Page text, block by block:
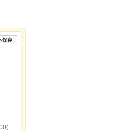
本日の営業時間：11:00～14:30(料理L.O.14:00,ドリンクL.O.14:00),17:00～21:00(料理L.O.20:00,ドリンクL.O.20:00)